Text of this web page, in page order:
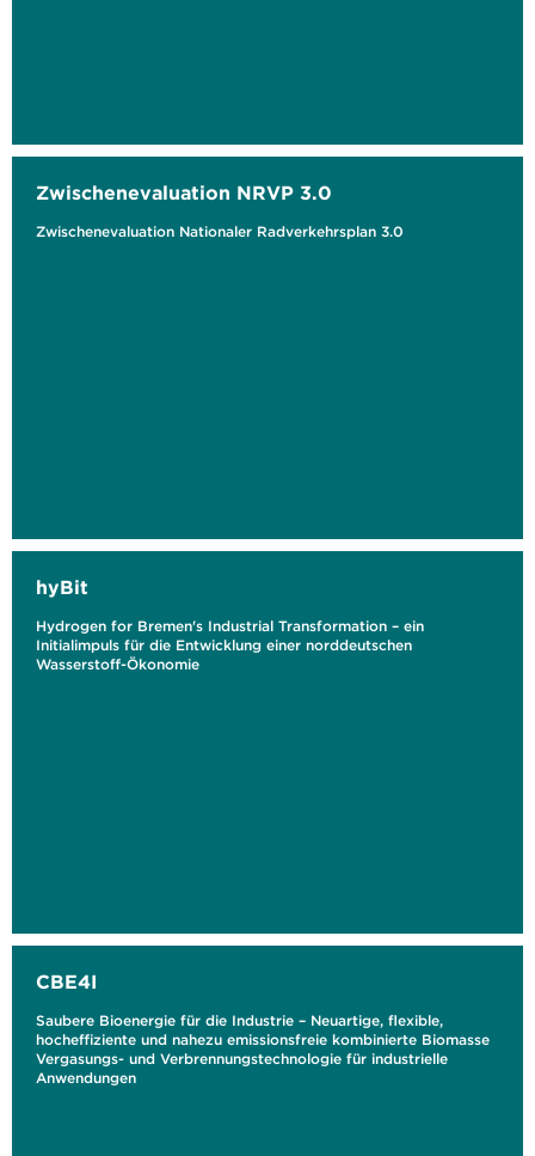
Zwischenevaluation NRVP 3.0
Zwischenevaluation Nationaler Radverkehrsplan 3.0
hyBit
Hydrogen for Bremen's Industrial Transformation – ein
Initialimpuls für die Entwicklung einer norddeutschen
Wasserstoff-Ökonomie
CBE4I
Saubere Bioenergie für die Industrie – Neuartige, flexible,
hocheffiziente und nahezu emissionsfreie kombinierte Biomasse
Vergasungs- und Verbrennungstechnologie für industrielle
Anwendungen